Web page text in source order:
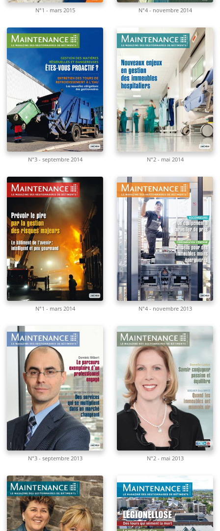
N°1 - mars 2015 N°4 - novembre 2014
N°3 - septembre 2014 N°2 - mai 2014
N°1 - mars 2014 N°4 - novembre 2013
N°3 - septembre 2013 N°2 - mai 2013